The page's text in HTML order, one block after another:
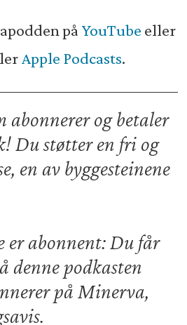
på YouTube eller
Apple Podcasts.
abonnerer og betaler
Du støtter en fri og
en av byggesteinene
er abonnent: Du får
denne podkasten
på Minerva,